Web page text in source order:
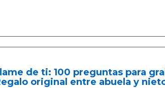
de ti: 100 preguntas para
original entre abuela y